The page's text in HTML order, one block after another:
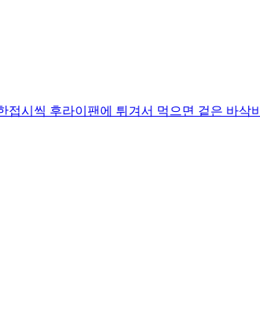
시씩 후라이팬에 튀겨서 먹으면 겉은 바삭